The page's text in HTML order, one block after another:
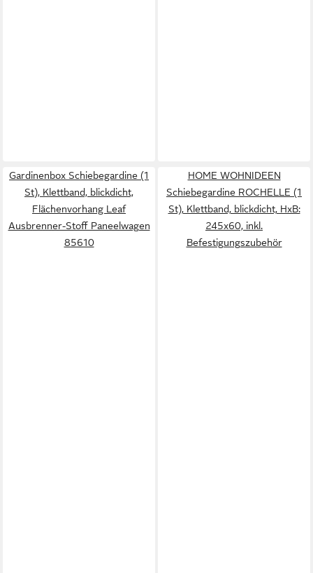
Gardinenbox Schiebegardine (1
St), Klettband, blickdicht,
Flächenvorhang Leaf
Ausbrenner-Stoff Paneelwagen
85610
HOME WOHNIDEEN
Schiebegardine ROCHELLE (1
St), Klettband, blickdicht, HxB:
245x60, inkl.
Befestigungszubehör